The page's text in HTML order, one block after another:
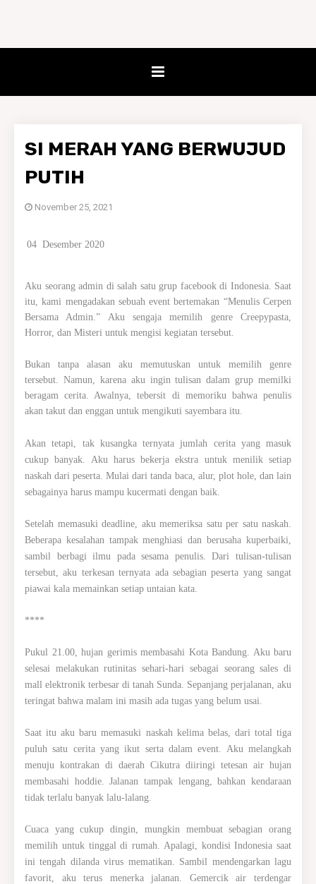
SI MERAH YANG BERWUJUD
PUTIH
November 25, 2021
04 Desember 2020
Aku seorang admin di salah satu grup facebook di Indonesia. Saat
itu, kami mengadakan sebuah event bertemakan “Menulis Cerpen
Bersama Admin.” Aku sengaja memilih genre Creepypasta,
Horror, dan Misteri untuk mengisi kegiatan tersebut.
Bukan tanpa alasan aku memutuskan untuk memilih genre
tersebut. Namun, karena aku ingin tulisan dalam grup memilki
beragam cerita. Awalnya, tebersit di memoriku bahwa penulis
akan takut dan enggan untuk mengikuti sayembara itu.
Akan tetapi, tak kusangka ternyata jumlah cerita yang masuk
cukup banyak. Aku harus bekerja ekstra untuk menilik setiap
naskah dari peserta. Mulai dari tanda baca, alur, plot hole, dan lain
sebagainya harus mampu kucermati dengan baik.
Setelah memasuki deadline, aku memeriksa satu per satu naskah.
Beberapa kesalahan tampak menghiasi dan berusaha kuperbaiki,
sambil berbagi ilmu pada sesama penulis. Dari tulisan-tulisan
tersebut, aku terkesan ternyata ada sebagian peserta yang sangat
piawai kala memainkan setiap untaian kata.
****
Pukul 21.00, hujan gerimis membasahi Kota Bandung. Aku baru
selesai melakukan rutinitas sehari-hari sebagai seorang sales di
mall elektronik terbesar di tanah Sunda. Sepanjang perjalanan, aku
teringat bahwa malam ini masih ada tugas yang belum usai.
Saat itu aku baru memasuki naskah kelima belas, dari total tiga
puluh satu cerita yang ikut serta dalam event. Aku melangkah
menuju kontrakan di daerah Cikutra diiringi tetesan air hujan
membasahi hoddie. Jalanan tampak lengang, bahkan kendaraan
tidak terlalu banyak lalu-lalang.
Cuaca yang cukup dingin, mungkin membuat sebagian orang
memilih untuk tinggal di rumah. Apalagi, kondisi Indonesia saat
ini tengah dilanda virus mematikan. Sambil mendengarkan lagu
favorit, aku terus menerka jalanan. Gemercik air terdengar